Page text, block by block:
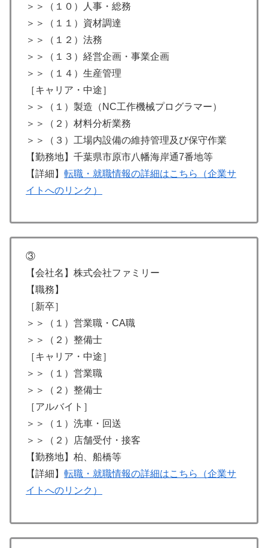
＞＞（１０）人事・総務
＞＞（１１）資材調達
＞＞（１２）法務
＞＞（１３）経営企画・事業企画
＞＞（１４）生産管理
［キャリア・中途］
＞＞（１）製造（NC工作機械プログラマー）
＞＞（２）材料分析業務
＞＞（３）工場内設備の維持管理及び保守作業
【勤務地】千葉県市原市八幡海岸通7番地等
【詳細】 転職・就職情報の詳細はこちら（企業サ
イトへのリンク）
③
【会社名】株式会社ファミリー
【職務】
［新卒］
＞＞（１）営業職・CA職
＞＞（２）整備士
［キャリア・中途］
＞＞（１）営業職
＞＞（２）整備士
［アルバイト］
＞＞（１）洗車・回送
＞＞（２）店舗受付・接客
【勤務地】柏、船橋等
【詳細】 転職・就職情報の詳細はこちら（企業サ
イトへのリンク）